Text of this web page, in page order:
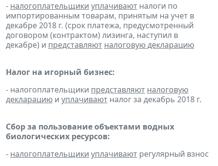
- налогоплательщики уплачивают налоги по
импортированным товарам, принятым на учет в
декабре 2018 г. (срок платежа, предусмотренный
договором (контрактом) лизинга, наступил в
декабре) и представляют налоговую декларацию
Налог на игорный бизнес:
- налогоплательщики представляют налоговую
декларацию и уплачивают налог за декабрь 2018 г.
Сбор за пользование объектами водных
биологических ресурсов:
- налогоплательщики уплачивают регулярный взнос